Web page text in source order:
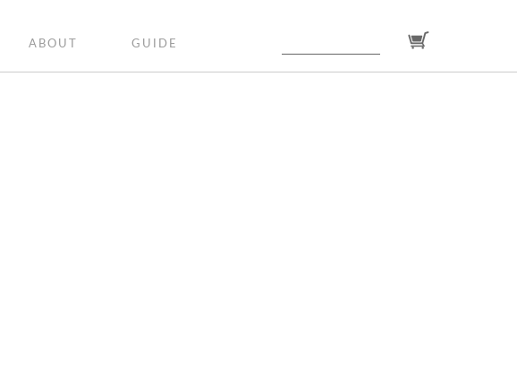
ABOUT GUIDE